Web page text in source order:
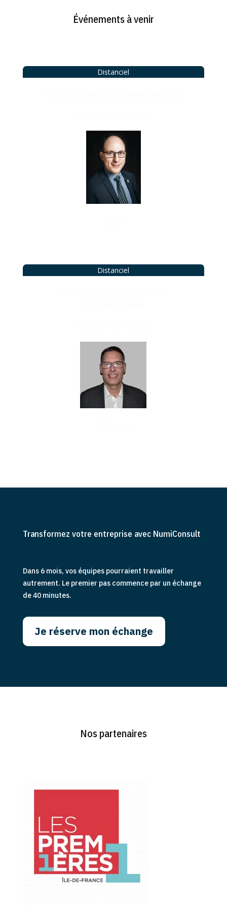
Événements à venir
Distanciel
Distanciel
Transformez votre entreprise avec NumiConsult
Dans 6 mois, vos équipes pourraient travailler
autrement. Le premier pas commence par un échange
de 40 minutes.
Je réserve mon échange
Nos partenaires